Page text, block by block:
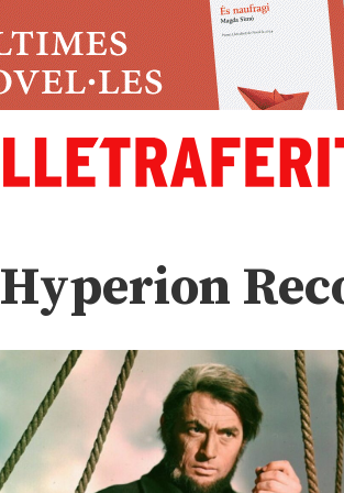
Hyperion